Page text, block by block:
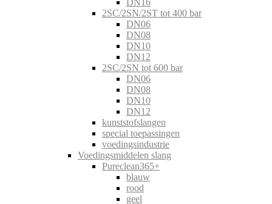
DN16
2SC/2SN/2ST tot 400 bar
DN06
DN08
DN10
DN12
2SC/2SN tot 600 bar
DN06
DN08
DN10
DN12
kunststofslangen
special toepassingen
voedingsindustrie
Voedingsmiddelen slang
Pureclean365+
blauw
rood
geel